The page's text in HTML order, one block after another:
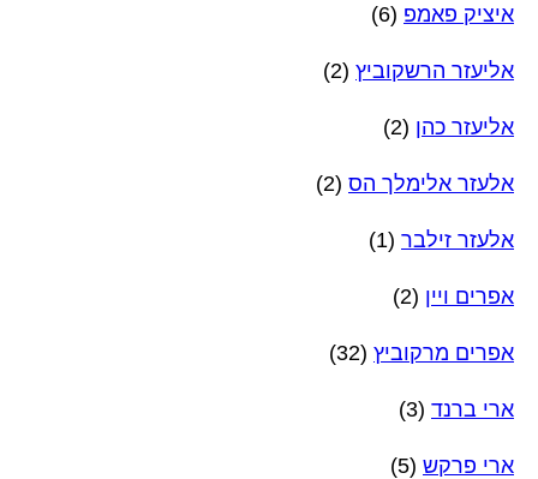
איציק פאמפ (6)
אליעזר הרשקוביץ (2)
אליעזר כהן (2)
אלעזר אלימלך הס (2)
אלעזר זילבר (1)
אפרים ויין (2)
אפרים מרקוביץ (32)
ארי ברנד (3)
ארי פרקש (5)